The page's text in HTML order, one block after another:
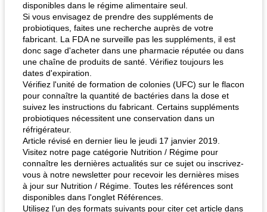
disponibles dans le régime alimentaire seul.
Si vous envisagez de prendre des suppléments de
probiotiques, faites une recherche auprès de votre
fabricant. La FDA ne surveille pas les suppléments, il est
donc sage d'acheter dans une pharmacie réputée ou dans
une chaîne de produits de santé. Vérifiez toujours les
dates d'expiration.
Vérifiez l'unité de formation de colonies (UFC) sur le flacon
pour connaître la quantité de bactéries dans la dose et
suivez les instructions du fabricant. Certains suppléments
probiotiques nécessitent une conservation dans un
réfrigérateur.
Article révisé en dernier lieu le jeudi 17 janvier 2019.
Visitez notre page catégorie Nutrition / Régime pour
connaître les dernières actualités sur ce sujet ou inscrivez-
vous à notre newsletter pour recevoir les dernières mises
à jour sur Nutrition / Régime. Toutes les références sont
disponibles dans l'onglet Références.
Utilisez l’un des formats suivants pour citer cet article dans